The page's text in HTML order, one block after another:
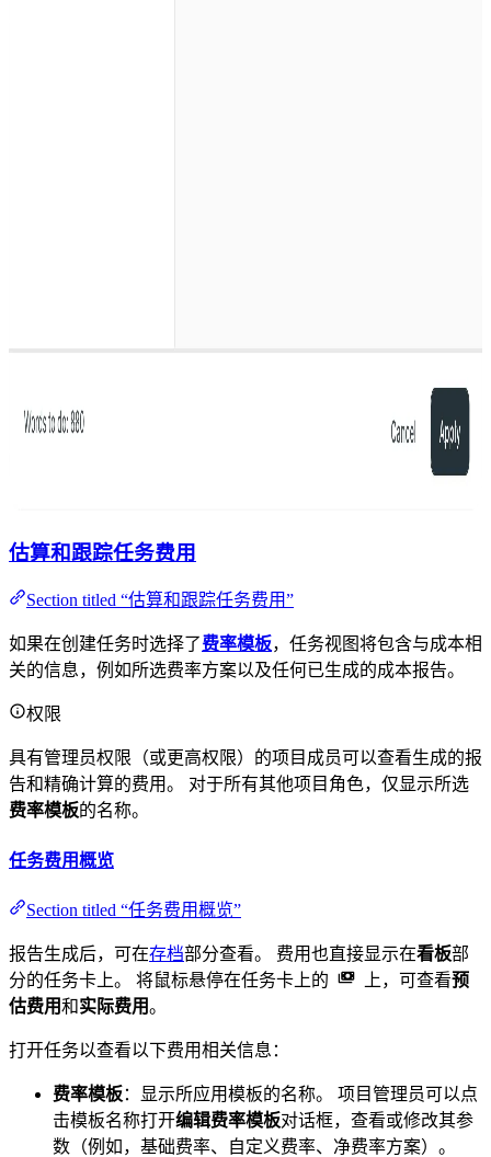
估算和跟踪任务费用
Section titled “估算和跟踪任务费用”
如果在创建任务时选择了费率模板，任务视图将包含与成本相
关的信息，例如所选费率方案以及任何已生成的成本报告。
权限
具有管理员权限（或更高权限）的项目成员可以查看生成的报
告和精确计算的费用。 对于所有其他项目角色，仅显示所选
费率模板的名称。
任务费用概览
Section titled “任务费用概览”
报告生成后，可在存档部分查看。 费用也直接显示在看板部
分的任务卡上。 将鼠标悬停在任务卡上的
上，可查看预
估费用和实际费用。
打开任务以查看以下费用相关信息：
费率模板：显示所应用模板的名称。 项目管理员可以点
击模板名称打开编辑费率模板对话框，查看或修改其参
数（例如，基础费率、自定义费率、净费率方案）。